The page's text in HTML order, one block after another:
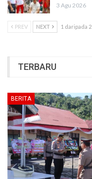
3 Agu 2026
PREV NEXT 1 daripada 2
TERBARU
BERITA